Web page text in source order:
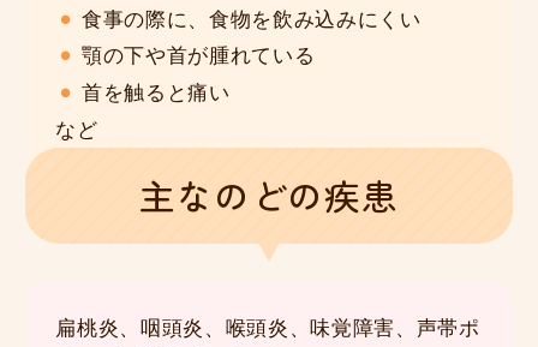
食事の際に、食物を飲み込みにくい
顎の下や首が腫れている
首を触ると痛い
など
主なのどの疾患
扁桃炎、咽頭炎、喉頭炎、味覚障害、声帯ポ